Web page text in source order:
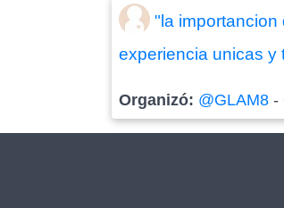
"la importancion
experiencia unicas y
Organizó: @GLAM8 -